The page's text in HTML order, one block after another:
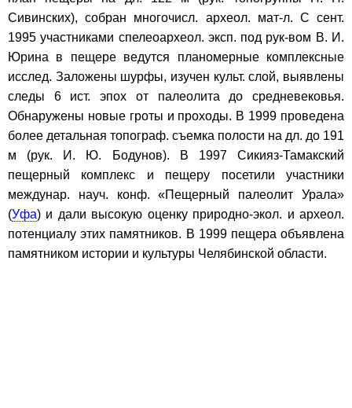
Сивинских), собран многочисл. археол. мат-л. С сент.
1995 участниками спелеоархеол. эксп. под рук-вом В. И.
Юрина в пещере ведутся планомерные комплексные
исслед. Заложены шурфы, изучен культ. слой, выявлены
следы 6 ист. эпох от палеолита до средневековья.
Обнаружены новые гроты и проходы. В 1999 проведена
более детальная топограф. съемка полости на дл. до 191
м (рук. И. Ю. Бодунов). В 1997 Сикияз-Тамакский
пещерный комплекс и пещеру посетили участники
междунар. науч. конф. «Пещерный палеолит Урала»
(Уфа) и дали высокую оценку природно-экол. и археол.
потенциалу этих памятников. В 1999 пещера объявлена
памятником истории и культуры Челябинской области.